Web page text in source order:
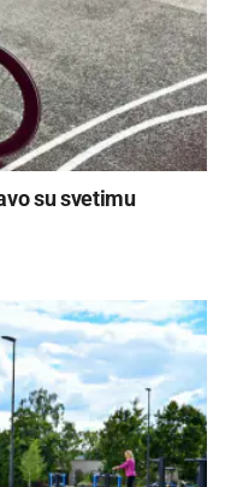
su svetimu